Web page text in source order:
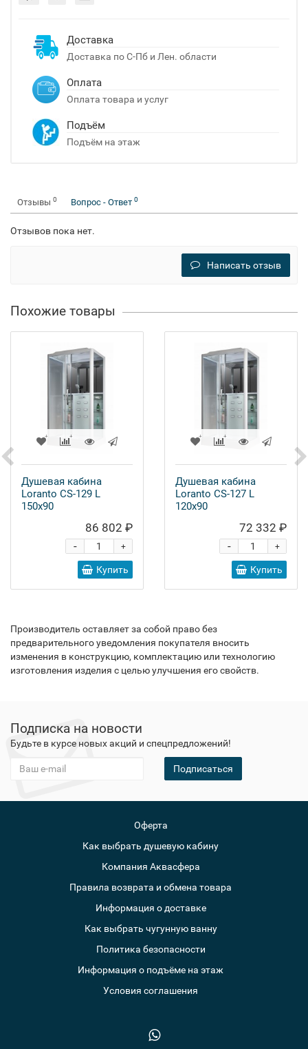
Доставка
Доставка по С-Пб и Лен. области
Оплата
Оплата товара и услуг
Подъём
Подъём на этаж
Отзывы 0 Вопрос - Ответ 0
Отзывов пока нет.
Написать отзыв
Похожие товары
Душевая кабина
Loranto CS-129 L
150x90
86 802 ₽
+
-
Купить
Душевая кабина
Loranto CS-127 L
120x90
72 332 ₽
+
-
Купить
Производитель оставляет за собой право без
предварительного уведомления покупателя вносить
изменения в конструкцию, комплектацию или технологию
изготовления изделия с целью улучшения его свойств.
Подписка на новости
Будьте в курсе новых акций и спецпредложений!
Подписаться
Оферта
Как выбрать душевую кабину
Компания Аквасфера
Правила возврата и обмена товара
Информация о доставке
Как выбрать чугунную ванну
Политика безопасности
Информация о подъёме на этаж
Условия соглашения